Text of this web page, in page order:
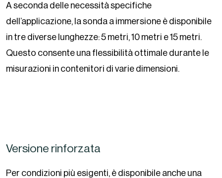
A seconda delle necessità specifiche
dell’applicazione, la sonda a immersione è disponibile
in tre diverse lunghezze: 5 metri, 10 metri e 15 metri.
Questo consente una flessibilità ottimale durante le
misurazioni in contenitori di varie dimensioni.
Versione rinforzata
Per condizioni più esigenti, è disponibile anche una